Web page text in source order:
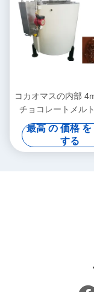
コカオマスの内部
チョコレートメル
最高 の 価格 を
する